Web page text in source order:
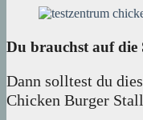
Du brauchst auf die
Dann solltest du
Chicken Burger